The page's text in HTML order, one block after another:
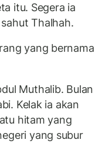
itu. Segera ia
Thalhah.
yang bernama
Muthalib. Bulan
Kelak ia akan
hitam yang
yang subur